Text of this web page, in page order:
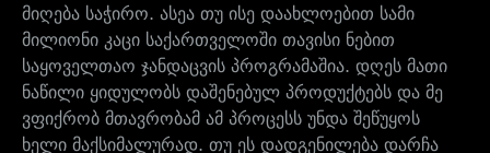
მიღება საჭირო. ასეა თუ ისე დაახლოებით სამი
მილიონი კაცი საქართველოში თავისი ნებით
საყოველთაო ჯანდაცვის პროგრამაშია. დღეს მათი
ნაწილი ყიდულობს დაშენებულ პროდუქტებს და მე
ვფიქრობ მთავრობამ ამ პროცესს უნდა შეწუყოს
ხელი მაქსიმალურად. თუ ეს დადგენილება დარჩა